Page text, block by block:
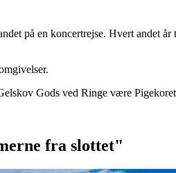
på en koncertrejse. Hvert andet
Gods ved Ringe være
fra slottet"